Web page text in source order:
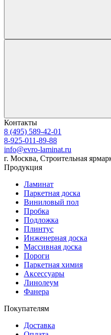
Контакты
8 (495) 589-42-01
8-925-011-89-88
info@evro-laminat.ru
г. Москва, Строительная
Продукция
Ламинат
Паркетная доска
Виниловый пол
Пробка
Подложка
Плинтус
Инженерная доска
Массивная доска
Пороги
Паркетная химия
Аксессуары
Линолеум
Фанера
Покупателям
Доставка